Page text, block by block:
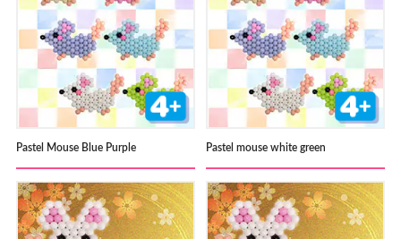
Pastel Mouse Blue Purple Pastel mouse white green